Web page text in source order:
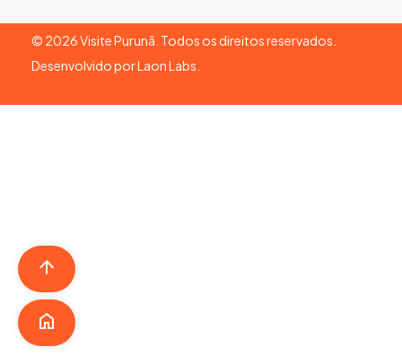
© 2026Visite Purunã. Todos os direitos reservados.
Desenvolvido porLaon Labs